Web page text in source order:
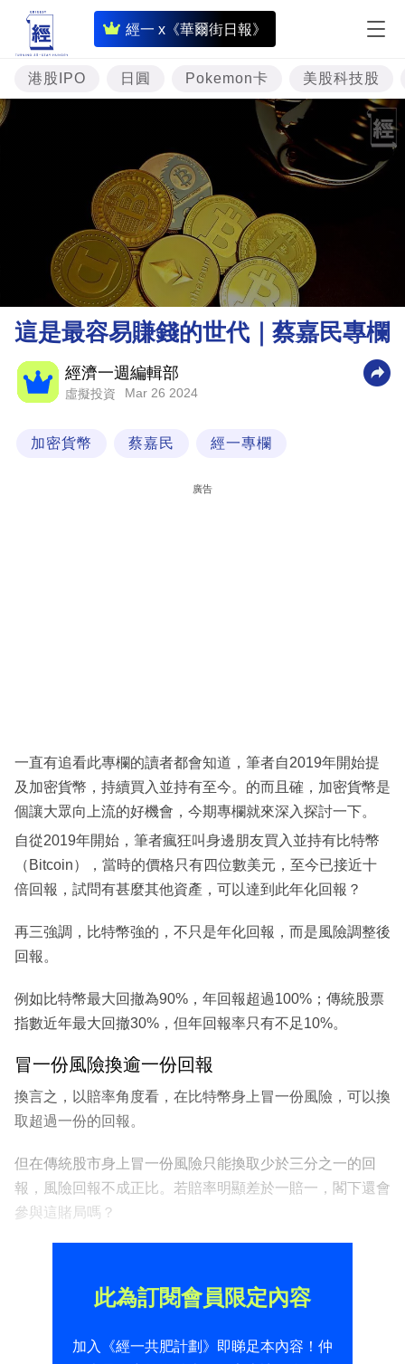
經一 x《華爾街日報》
即
時
財
經
投
資
樓
市
理
財
商
業
閱
專
區
港股IPO 日圓 Pokemon卡 美股科技股
這是最容易賺錢的世代｜蔡嘉民專欄
經濟一週編輯部
虛擬投資 Mar 26 2024
加密貨幣 蔡嘉民 經一專欄
廣告
一直有追看此專欄的讀者都會知道，筆者自2019年開始提
及加密貨幣，持續買入並持有至今。的而且確，加密貨幣是
個讓大眾向上流的好機會，今期專欄就來深入探討一下。
自從2019年開始，筆者瘋狂叫身邊朋友買入並持有比特幣
（Bitcoin），當時的價格只有四位數美元，至今已接近十
倍回報，試問有甚麼其他資產，可以達到此年化回報？
再三強調，比特幣強的，不只是年化回報，而是風險調整後
回報。
例如比特幣最大回撤為90%，年回報超過100%；傳統股票
指數近年最大回撤30%，但年回報率只有不足10%。
冒一份風險換逾一份回報
換言之，以賠率角度看，在比特幣身上冒一份風險，可以換
取超過一份的回報。
但在傳統股市身上冒一份風險只能換取少於三分之一的回
報，風險回報不成正比。若賠率明顯差於一賠一，閣下還會
參與這賭局嗎？
此為訂閱會員限定內容
加入《經一共肥計劃》即睇足本內容！仲